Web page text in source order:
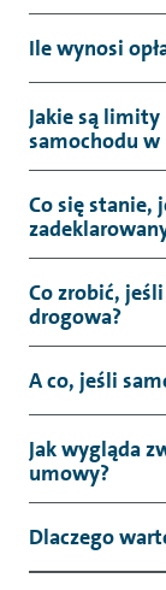
Ile wynosi
Jakie są
samochodu w
Co się stanie,
Co zrobić,
drogowa?
A co, jeśli
Jak wygląda
umowy?
Dlaczego